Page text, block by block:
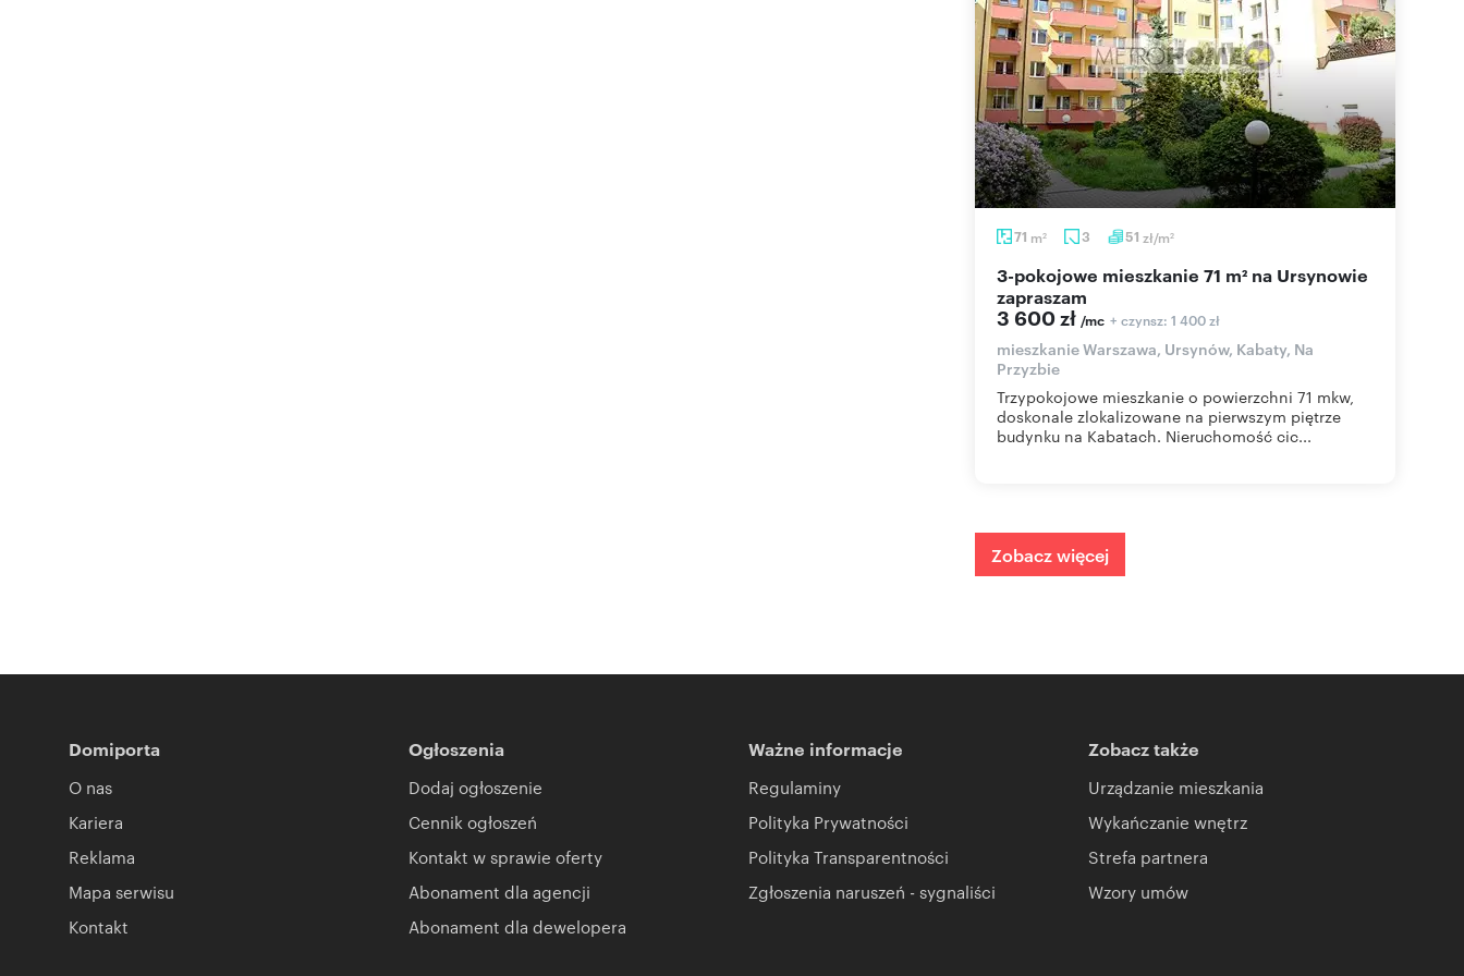
71 m2 3 51 zł/m2
3-pokojowe mieszkanie 71 m² na Ursynowie
zapraszam
3 600 zł /mc + czynsz: 1 400 zł
mieszkanie Warszawa, Ursynów, Kabaty, Na
Przyzbie
Trzypokojowe mieszkanie o powierzchni 71 mkw,
doskonale zlokalizowane na pierwszym piętrze
budynku na Kabatach. Nieruchomość cic...
Zobacz więcej
Domiporta
O nas
Kariera
Reklama
Mapa serwisu
Kontakt
Ogłoszenia
Dodaj ogłoszenie
Cennik ogłoszeń
Kontakt w sprawie oferty
Abonament dla agencji
Abonament dla dewelopera
Ważne informacje
Regulaminy
Polityka Prywatności
Polityka Transparentności
Zgłoszenia naruszeń - sygnaliści
Zobacz także
Urządzanie mieszkania
Wykańczanie wnętrz
Strefa partnera
Wzory umów